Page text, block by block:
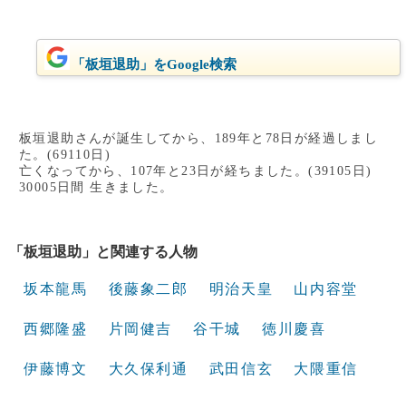
「板垣退助」をGoogle検索
板垣退助さんが誕生してから、189年と78日が経過しまし
た。(69110日)
亡くなってから、107年と23日が経ちました。(39105日)
30005日間 生きました。
「板垣退助」と関連する人物
坂本龍馬 後藤象二郎 明治天皇 山内容堂
西郷隆盛 片岡健吉 谷干城 徳川慶喜
伊藤博文 大久保利通 武田信玄 大隈重信